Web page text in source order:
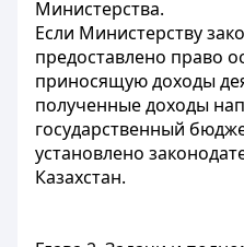
Министерства.
Если Министерству
предоставлено право
приносящую доходы
полученные доходы
государственный
установлено
Казахстан.